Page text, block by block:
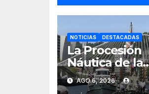
NOTICIAS DESTACADAS
La Procesión
Náutica de la
Amatxu de
Begoña
AGO 6, 2026